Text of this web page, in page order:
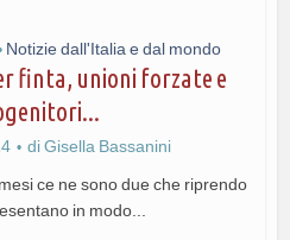
Notizie dall'Italia e dal mondo
finta, unioni forzate e
diGisella Bassanini
ce ne sono due che riprendo
in modo...